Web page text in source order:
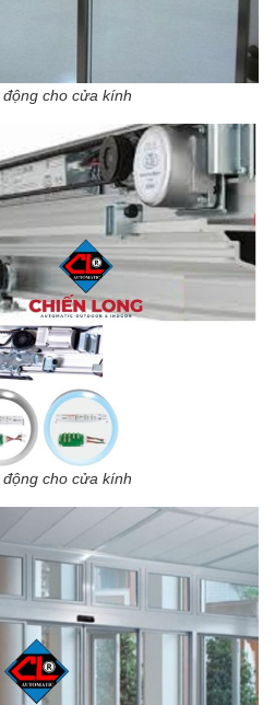
cho cửa kính
cho cửa kính